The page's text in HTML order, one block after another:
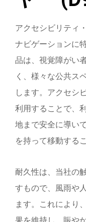
アクセシビリティ
ナビゲーションに
品は、視覚障がい
く、様々な公共ス
します。アクセシ
利用することで、
地まで安全に導い
を持って移動する
耐久性は、当社の
すもので、風雨や
ます。これにより
果を維持し、賑や